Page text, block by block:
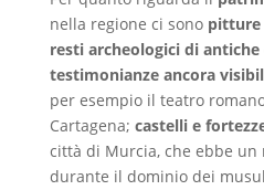
nella regione ci sono pitture
resti archeologici di antiche
testimonianze ancora
per esempio il teatro
Cartagena; castelli e
città di Murcia, che ebbe
durante il dominio dei